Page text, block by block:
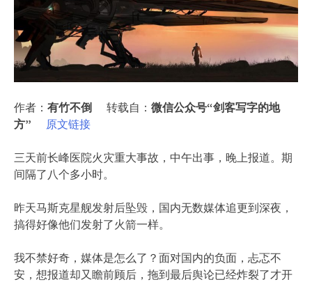
作者： 有竹不倒 转载自： 微信公众号“剑客写字的地
方”
原文链接
三天前长峰医院火灾重大事故，中午出事，晚上报道。期
间隔了八个多小时。
昨天马斯克星舰发射后坠毁，国内无数媒体追更到深夜，
搞得好像他们发射了火箭一样。
我不禁好奇，媒体是怎么了？面对国内的负面，忐忑不
安，想报道却又瞻前顾后，拖到最后舆论已经炸裂了才开